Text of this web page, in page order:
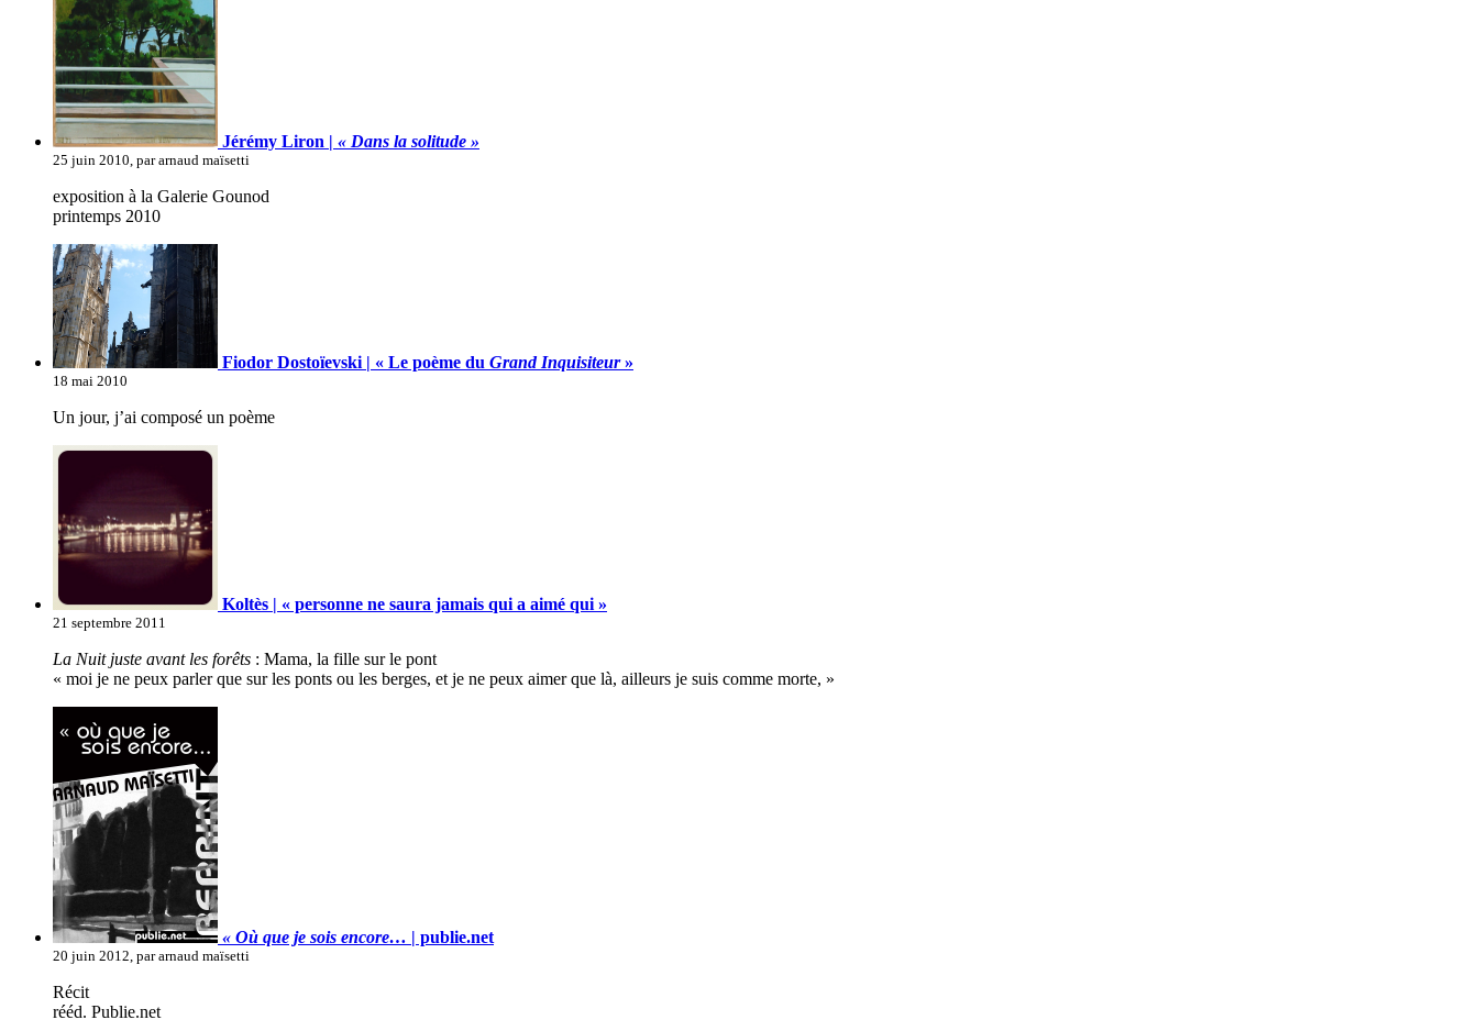
Jérémy Liron | « Dans la solitude »
25 juin 2010, par arnaud maïsetti
exposition à la Galerie Gounod
printemps 2010
Fiodor Dostoïevski | « Le poème du Grand Inquisiteur»
18 mai 2010
Un jour, j’ai composé un poème
Koltès | « personne ne saura jamais qui a aimé qui »
21 septembre 2011
La Nuit juste avant les forêts : Mama, la fille sur le pont
« moi je ne peux parler que sur les ponts ou les berges, et je ne peux aimer que là, ailleurs je suis comme morte, »
« Où que je sois encore… | publie.net
20 juin 2012, par arnaud maïsetti
Récit
rééd. Publie.net